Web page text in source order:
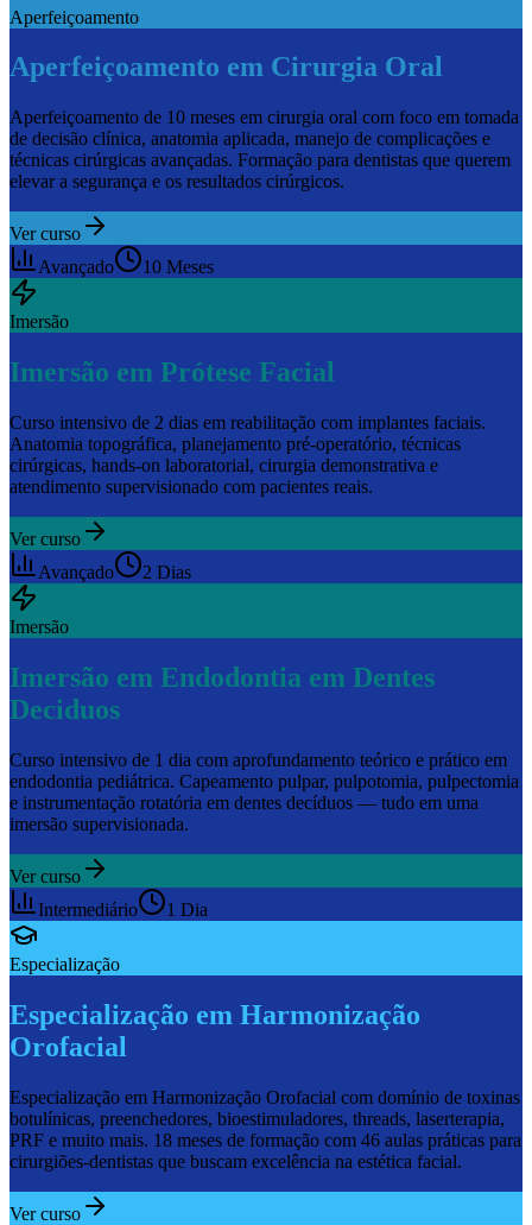
Aperfeiçoamento
Aperfeiçoamento em Cirurgia Oral
Aperfeiçoamento de 10 meses em cirurgia oral com foco em tomada
de decisão clínica, anatomia aplicada, manejo de complicações e
técnicas cirúrgicas avançadas. Formação para dentistas que querem
elevar a segurança e os resultados cirúrgicos.
Ver curso
Avançado
10 Meses
Imersão
Imersão em Prótese Facial
Curso intensivo de 2 dias em reabilitação com implantes faciais.
Anatomia topográfica, planejamento pré-operatório, técnicas
cirúrgicas, hands-on laboratorial, cirurgia demonstrativa e
atendimento supervisionado com pacientes reais.
Ver curso
Avançado
2 Dias
Imersão
Imersão em Endodontia em Dentes
Deciduos
Curso intensivo de 1 dia com aprofundamento teórico e prático em
endodontia pediátrica. Capeamento pulpar, pulpotomia, pulpectomia
e instrumentação rotatória em dentes decíduos — tudo em uma
imersão supervisionada.
Ver curso
Intermediário
1 Dia
Especialização
Especialização em Harmonização
Orofacial
Especialização em Harmonização Orofacial com domínio de toxinas
botulínicas, preenchedores, bioestimuladores, threads, laserterapia,
PRF e muito mais. 18 meses de formação com 46 aulas práticas para
cirurgiões-dentistas que buscam excelência na estética facial.
Ver curso